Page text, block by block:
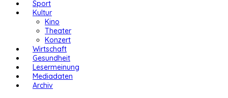
Sport
Kultur
Kino
Theater
Konzert
Wirtschaft
Gesundheit
Lesermeinung
Mediadaten
Archiv